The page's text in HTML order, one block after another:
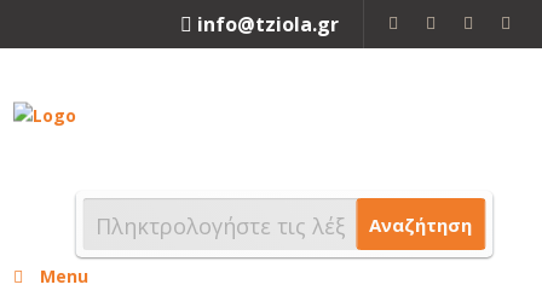
info@tziola.gr
Αναζήτηση
Menu